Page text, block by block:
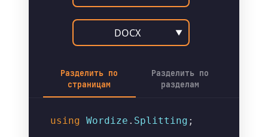
DOCX ▼
Разделить по
страницам
Разделить по
разделам
using Wordize . Splitting ;